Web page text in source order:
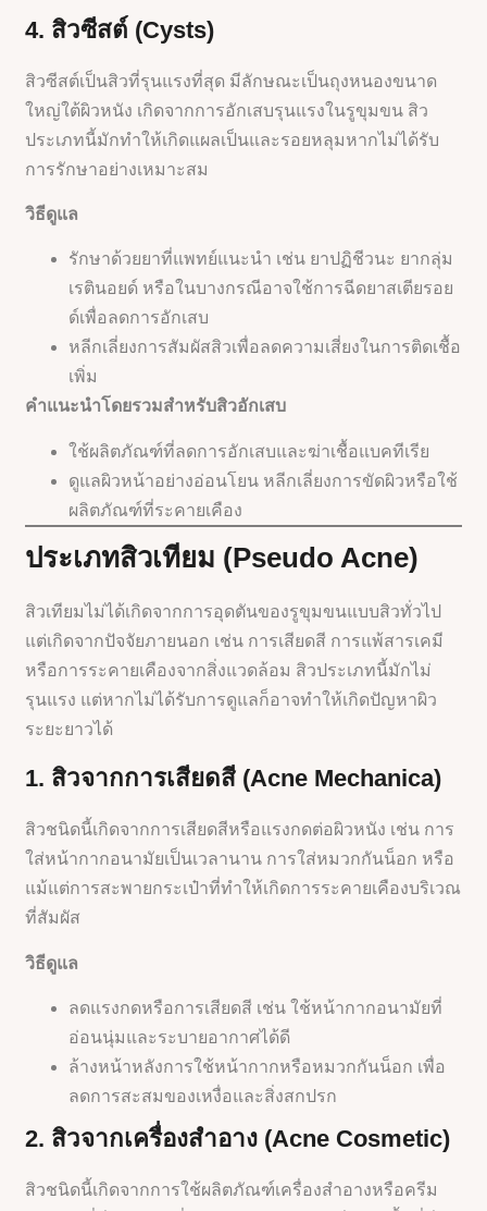
4. สิวซีสต์ (Cysts)
สิวซีสต์เป็นสิวที่รุนแรงที่สุด มีลักษณะเป็นถุงหนองขนาด
ใหญ่ใต้ผิวหนัง เกิดจากการอักเสบรุนแรงในรูขุมขน สิว
ประเภทนี้มักทำให้เกิดแผลเป็นและรอยหลุมหากไม่ได้รับ
การรักษาอย่างเหมาะสม
วิธีดูแล
รักษาด้วยยาที่แพทย์แนะนำ เช่น ยาปฏิชีวนะ ยากลุ่ม
เรตินอยด์ หรือในบางกรณีอาจใช้การฉีดยาสเตียรอย
ด์เพื่อลดการอักเสบ
หลีกเลี่ยงการสัมผัสสิวเพื่อลดความเสี่ยงในการติดเชื้อ
เพิ่ม
คำแนะนำโดยรวมสำหรับสิวอักเสบ
ใช้ผลิตภัณฑ์ที่ลดการอักเสบและฆ่าเชื้อแบคทีเรีย
ดูแลผิวหน้าอย่างอ่อนโยน หลีกเลี่ยงการขัดผิวหรือใช้
ผลิตภัณฑ์ที่ระคายเคือง
ประเภทสิวเทียม (Pseudo Acne)
สิวเทียมไม่ได้เกิดจากการอุดตันของรูขุมขนแบบสิวทั่วไป
แต่เกิดจากปัจจัยภายนอก เช่น การเสียดสี การแพ้สารเคมี
หรือการระคายเคืองจากสิ่งแวดล้อม สิวประเภทนี้มักไม่
รุนแรง แต่หากไม่ได้รับการดูแลก็อาจทำให้เกิดปัญหาผิว
ระยะยาวได้
1. สิวจากการเสียดสี (Acne Mechanica)
สิวชนิดนี้เกิดจากการเสียดสีหรือแรงกดต่อผิวหนัง เช่น การ
ใส่หน้ากากอนามัยเป็นเวลานาน การใส่หมวกกันน็อก หรือ
แม้แต่การสะพายกระเป๋าที่ทำให้เกิดการระคายเคืองบริเวณ
ที่สัมผัส
วิธีดูแล
ลดแรงกดหรือการเสียดสี เช่น ใช้หน้ากากอนามัยที่
อ่อนนุ่มและระบายอากาศได้ดี
ล้างหน้าหลังการใช้หน้ากากหรือหมวกกันน็อก เพื่อ
ลดการสะสมของเหงื่อและสิ่งสกปรก
2. สิวจากเครื่องสำอาง (Acne Cosmetic)
สิวชนิดนี้เกิดจากการใช้ผลิตภัณฑ์เครื่องสำอางหรือครีม